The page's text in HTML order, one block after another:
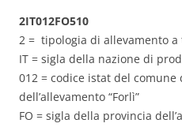
2IT012FO510
2 = tipologia di allevamento a
IT = sigla della nazione di
012 = codice istat del comune
dell’allevamento “Forlì”
FO = sigla della provincia